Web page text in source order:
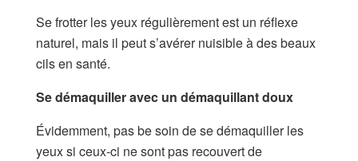
Se frotter les yeux régulièrement est un réflexe
naturel, mais il peut s’avérer nuisible à des beaux
cils en santé.
Se démaquiller avec un démaquillant doux
Évidemment, pas be soin de se démaquiller les
yeux si ceux-ci ne sont pas recouvert de